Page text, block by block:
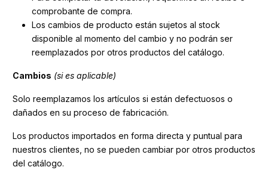
comprobante de compra.
Los cambios de producto están sujetos al stock
disponible al momento del cambio y no podrán ser
reemplazados por otros productos del catálogo.
Cambios (si es aplicable)
Solo reemplazamos los artículos si están defectuosos o
dañados en su proceso de fabricación.
Los productos importados en forma directa y puntual para
nuestros clientes, no se pueden cambiar por otros productos
del catálogo.